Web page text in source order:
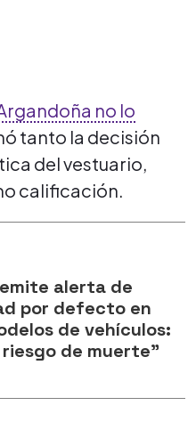
no lo
tanto la decisión
del vestuario,
calificación.
emite alerta de
por defecto en
de vehículos:
riesgo de muerte"